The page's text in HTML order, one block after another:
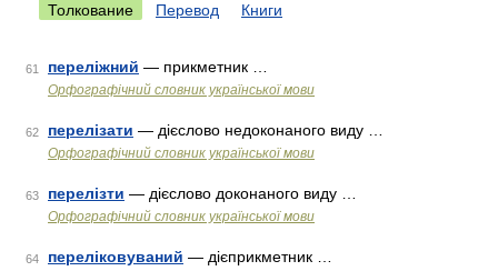
Толкование Перевод Книги
61 переліжний — прикметник …
Орфографічний словник української мови
62 перелізати — дієслово недоконаного виду …
Орфографічний словник української мови
63 перелізти — дієслово доконаного виду …
Орфографічний словник української мови
64 переліковуваний — дієприкметник …